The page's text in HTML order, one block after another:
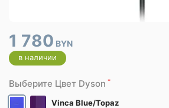
1 780 BYN
в наличии
Выберите Цвет Dyson *
Vinca Blue/Topaz